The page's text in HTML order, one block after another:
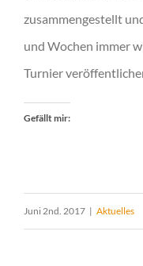
zusammengestellt
und Wochen immer
Turnier
Gefällt mir:
Juni 2nd. 2017 | Aktuelles